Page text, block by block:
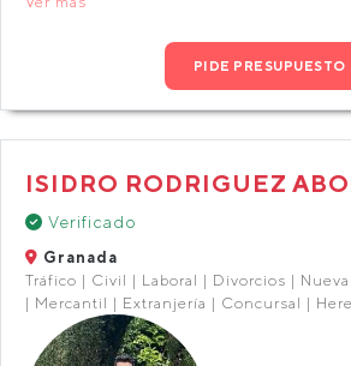
PIDE PRESUPUESTO
ISIDRO RODRIGUEZ
Verificado
Granada
Tráfico | Civil | Laboral | Divorcios |
| Mercantil | Extranjería | Concursal |